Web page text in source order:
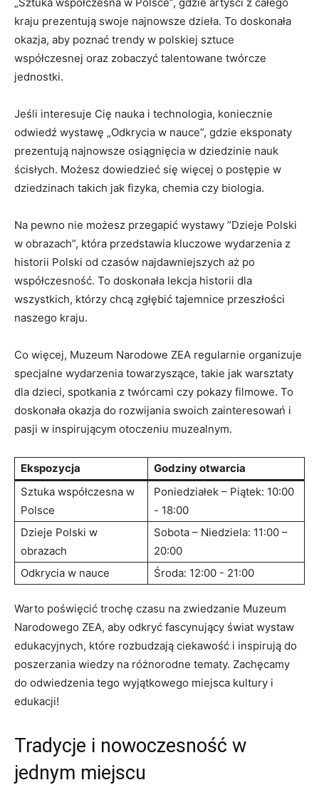
kraju prezentują swoje najnowsze ⁤dzieła. To doskonała
okazja, aby poznać trendy w polskiej sztuce
współczesnej oraz zobaczyć talentowane twórcze
jednostki.
Jeśli interesuje Cię nauka ​i technologia, koniecznie
odwiedź wystawę „Odkrycia w nauce”, gdzie eksponaty
prezentują ⁤najnowsze osiągnięcia w dziedzinie⁢ nauk
ścisłych. Możesz dowiedzieć ​się więcej o postępie w
dziedzinach ⁤takich jak fizyka, chemia ‍czy biologia.
Na pewno nie możesz ‌przegapić wystawy ‍”Dzieje ⁣Polski
w obrazach”, która‍ przedstawia ⁢kluczowe⁣ wydarzenia ‍z⁣
historii Polski od czasów⁣ najdawniejszych aż​ po
współczesność.‍ To doskonała⁤ lekcja historii dla
wszystkich, ⁣którzy chcą ‌zgłębić tajemnice przeszłości
naszego kraju.
Co więcej,⁣ Muzeum Narodowe ZEA regularnie organizuje
specjalne ⁣wydarzenia towarzyszące,⁤ takie jak ⁤warsztaty⁣
dla⁢ dzieci, spotkania z⁤ twórcami ‌czy pokazy ‌filmowe. ‌To
doskonała okazja do rozwijania swoich zainteresowań i‍
pasji w ‌inspirującym ​otoczeniu muzealnym.
Ekspozycja
Godziny otwarcia
Sztuka ⁤współczesna w
Polsce
Poniedziałek – Piątek: 10:00
‌- 18:00
Dzieje Polski w
obrazach
Sobota – ⁢Niedziela: 11:00 –
20:00
Odkrycia w nauce
Środa: 12:00 ‍- 21:00
Warto ‍poświęcić trochę czasu na zwiedzanie Muzeum
Narodowego⁤ ZEA,⁣ aby odkryć fascynujący ‌świat wystaw
edukacyjnych, które rozbudzają ciekawość i inspirują ‌do
⁣poszerzania wiedzy na różnorodne tematy. Zachęcamy
⁢do odwiedzenia tego wyjątkowego miejsca kultury i
edukacji!
Tradycje i nowoczesność w​
jednym miejscu